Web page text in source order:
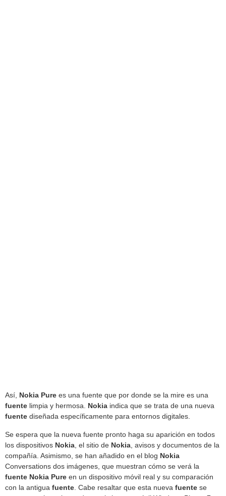
Así, Nokia Pure es una fuente que por donde se la mire es una
fuente limpia y hermosa. Nokia indica que se trata de una nueva
fuente diseñada específicamente para entornos digitales.
Se espera que la nueva fuente pronto haga su aparición en todos
los dispositivos Nokia , el sitio de Nokia , avisos y documentos de la
compañía. Asimismo, se han añadido en el blog Nokia
Conversations dos imágenes, que muestran cómo se verá la
fuente Nokia Pure en un dispositivo móvil real y su comparación
con la antigua fuente . Cabe resaltar que esta nueva fuente se